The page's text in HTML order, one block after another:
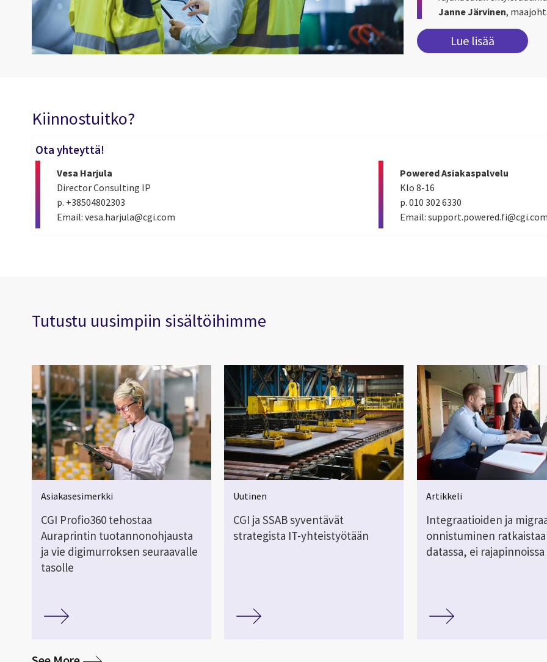
Janne Järvinen,
Lue lisää
Kiinnostuitko?
Ota yhteyttä!
Vesa Harjula
Director Consulting IP
p. +38504802303
Email: vesa.harjula@cgi.com
Powered Asiakaspalvelu
Klo 8-16
p. 010 302 6330
Email:
Tutustu uusimpiin sisältöihimme
Asiakasesimerkki
CGI Profio360 tehostaa
Auraprintin tuotannonohjausta
ja vie digimurroksen seuraavalle
tasolle
Uutinen
CGI ja SSAB syventävät
strategista IT-yhteistyötään
Artikkeli
Integraatioiden ja
onnistuminen
datassa, ei rajapinnoissa